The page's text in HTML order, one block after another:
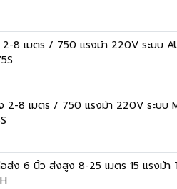
เมตร / 750 แรงม้า 220V ระบบ
8 เมตร / 750 แรงม้า 220V ระบบ
6 นิ้ว ส่งสูง 8-25 เมตร 15 แรงม้า